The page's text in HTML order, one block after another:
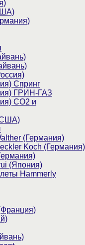
Спринг
ГРИН-ГАЗ
CO2 и
(Германия)
Koch (Германия)
(Япония)
Hammerly